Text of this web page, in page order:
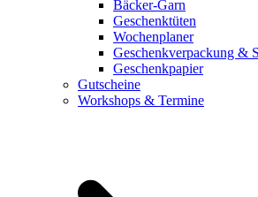
Bäcker-Garn
Geschenktüten
Wochenplaner
Geschenkverpackung &
Geschenkpapier
Gutscheine
Workshops & Termine